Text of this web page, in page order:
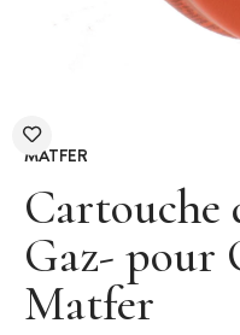
MATFER
Cartouche
Gaz- pour
Matfer